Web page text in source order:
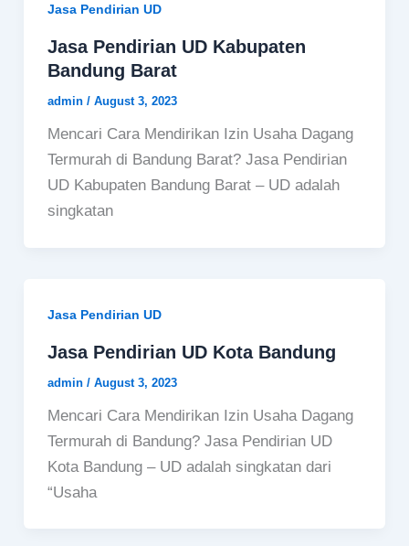
Jasa Pendirian UD
Jasa Pendirian UD Kabupaten
Bandung Barat
admin / August 3, 2023
Mencari Cara Mendirikan Izin Usaha Dagang
Termurah di Bandung Barat? Jasa Pendirian
UD Kabupaten Bandung Barat – UD adalah
singkatan
Jasa Pendirian UD
Jasa Pendirian UD Kota Bandung
admin / August 3, 2023
Mencari Cara Mendirikan Izin Usaha Dagang
Termurah di Bandung? Jasa Pendirian UD
Kota Bandung – UD adalah singkatan dari
“Usaha